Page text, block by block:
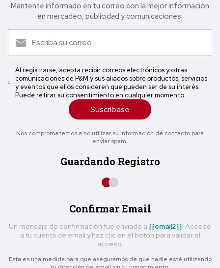
Mantente informado en tu correo con la mejor in formación
en mercadeo, publicidad y comunicaciones.
Al registrarse, acepta recibir correos electrónicos y otras
comunicaciones de P&M y sus aliados sobre productos, servicios
y eventos que ellos consideren que pueden ser de su interés.
Puede retirar su consentimiento en cualquier momento
Suscríbase
Nos comprometemos a no utilizar su información de contacto para
enviar spam.
Guardando Registro
Confirmar Email
Un mensaje de confirmación fue enviado a {{email2}}. Accede
a tu cuenta de email y haz clic en el botón para validar el
acceso.
Esta es una medida para que asegurarnos de que nadie esté utilizando